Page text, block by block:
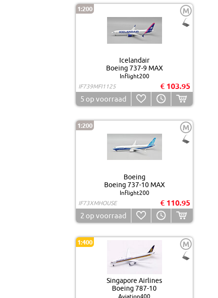
1:200 M
Icelandair
Boeing 737-9 MAX
Inflight200
IF739MFI1125
€ 103.95
5 op voorraad
1:200 M
Boeing
Boeing 737-10 MAX
Inflight200
IF73XMHOUSE
€ 110.95
2 op voorraad
1:400 M
Singapore Airlines
Boeing 787-10
Aviation400